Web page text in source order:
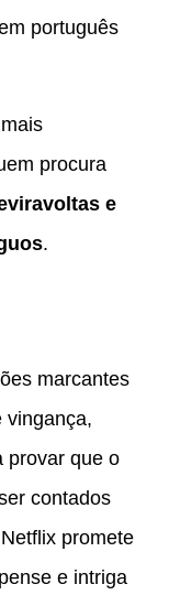
português
procura
e
.
marcantes
vingança,
provar que o
contados
promete
e intriga